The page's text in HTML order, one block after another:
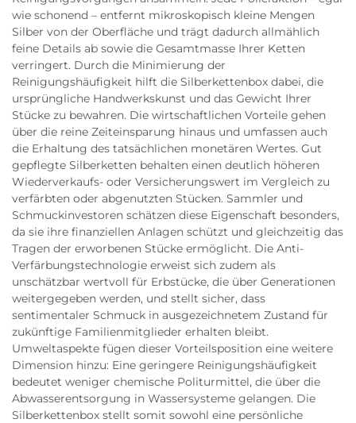
wie schonend – entfernt mikroskopisch kleine Mengen
Silber von der Oberfläche und trägt dadurch allmählich
feine Details ab sowie die Gesamtmasse Ihrer Ketten
verringert. Durch die Minimierung der
Reinigungshäufigkeit hilft die Silberkettenbox dabei, die
ursprüngliche Handwerkskunst und das Gewicht Ihrer
Stücke zu bewahren. Die wirtschaftlichen Vorteile gehen
über die reine Zeiteinsparung hinaus und umfassen auch
die Erhaltung des tatsächlichen monetären Wertes. Gut
gepflegte Silberketten behalten einen deutlich höheren
Wiederverkaufs- oder Versicherungswert im Vergleich zu
verfärbten oder abgenutzten Stücken. Sammler und
Schmuckinvestoren schätzen diese Eigenschaft besonders,
da sie ihre finanziellen Anlagen schützt und gleichzeitig das
Tragen der erworbenen Stücke ermöglicht. Die Anti-
Verfärbungstechnologie erweist sich zudem als
unschätzbar wertvoll für Erbstücke, die über Generationen
weitergegeben werden, und stellt sicher, dass
sentimentaler Schmuck in ausgezeichnetem Zustand für
zukünftige Familienmitglieder erhalten bleibt.
Umweltaspekte fügen dieser Vorteilsposition eine weitere
Dimension hinzu: Eine geringere Reinigungshäufigkeit
bedeutet weniger chemische Politurmittel, die über die
Abwasserentsorgung in Wassersysteme gelangen. Die
Silberkettenbox stellt somit sowohl eine persönliche